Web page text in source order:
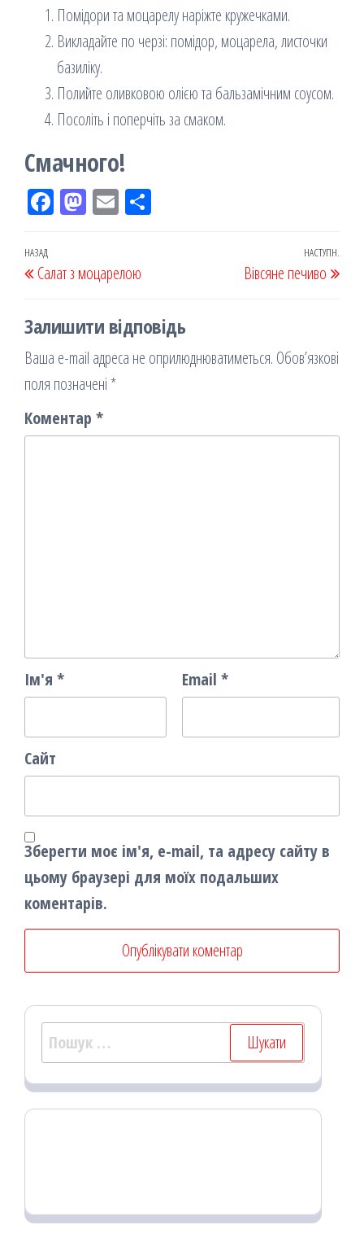
Помідори та моцарелу наріжте кружечками.
Викладайте по черзі: помідор, моцарела, листочки
базиліку.
Полийте оливковою олією та бальзамічним соусом.
Посоліть і поперчіть за смаком.
Смачного!
Fac
k
M
on
Em
Навігація
записів
Попередній
запис
НАЗАД
Салат з моцарелою
НАСТУПН.
Вівсяне печиво
Залишити відповідь
Ваша e-mail адреса не оприлюднюватиметься. Обов’язкові
поля позначені *
Коментар *
Ім'я * Email *
Сайт
Зберегти моє ім'я, e-mail, та адресу сайту в
цьому браузері для моїх подальших
коментарів.
Пошук: